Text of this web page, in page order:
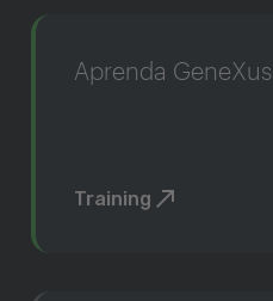
Aprenda GeneXus
Training